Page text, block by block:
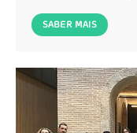
SABER MAIS